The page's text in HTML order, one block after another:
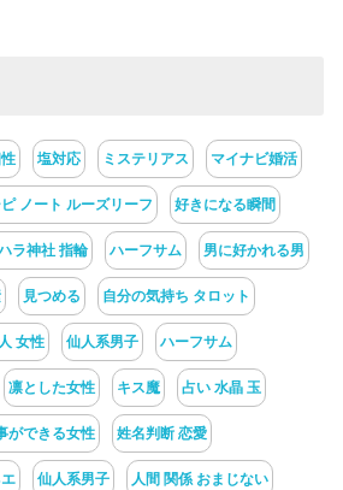
塩対応 ミステリアス マイナビ婚活
ノート ルーズリーフ 好きになる瞬間
ラ神社 指輪 ハーフサム 男に好かれる男
見つめる 自分の気持ち タロット
女性 仙人系男子 ハーフサム
凛とした女性 キス魔 占い 水晶 玉
ができる女性 姓名判断 恋愛
仙人系男子 人間 関係 おまじない